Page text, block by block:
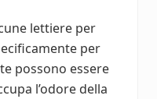
lettiere per
per
possono essere
l’odore della